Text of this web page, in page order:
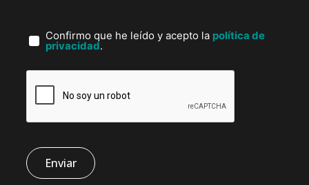
Confirmo que he leído y acepto la política de
privacidad.